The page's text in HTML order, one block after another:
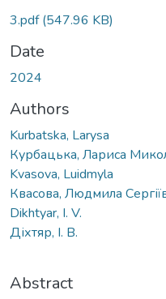
3.pdf(547.96 KB)
Date
2024
Authors
Kurbatska, Larysa
Курбацька, Лариса
Kvasova, Luidmyla
Квасова, Людмила
Dikhtyar, I. V.
Діхтяр, І. В.
Abstract